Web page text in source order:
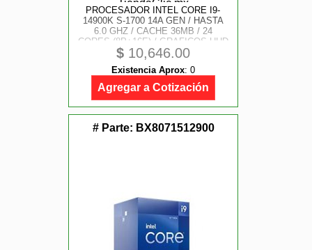
PROCESADOR INTEL CORE I9-
14900K S-1700 14A GEN / HASTA
6.0 GHZ / CACHE 36MB / 24
CORES (8P+16E) / GRAFICOS UHD
770 / VPRO / SIN DISIPADOR /
GAMER ALTO IPA
$ 10,646.00
Existencia Aprox: 0
Agregar a Cotización
# Parte: BX8071512900